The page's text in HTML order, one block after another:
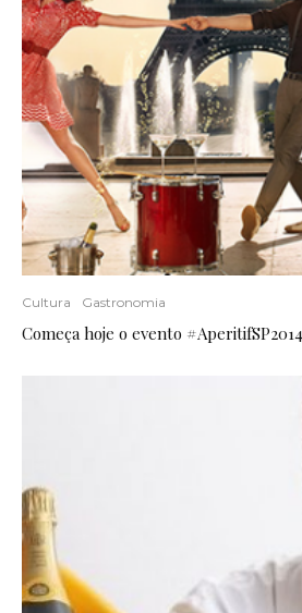
Cultura Gastronomia
Começa hoje o evento